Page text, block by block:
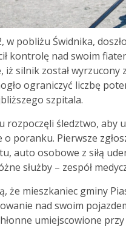
w pobliżu Świdnika,
kontrolę nad swoim
silnik został
ograniczyć liczbę
szpitala.
rozpoczęli śledztwo, aby
poranku. Pierwsze
auto osobowe z siłą
służby – zespół
że mieszkaniec gminy
nad swoim
umiejscowione przy